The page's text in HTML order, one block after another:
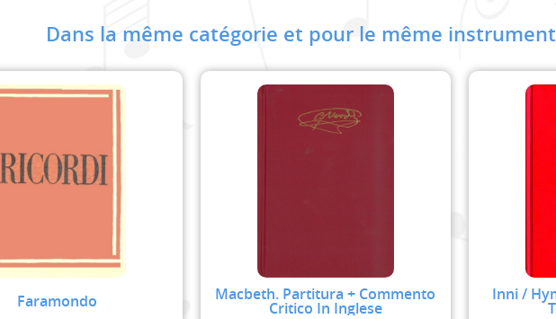
Dans la même catégorie et pour le même
Faramondo
Macbeth. Partitura + Commento
Critico In Inglese
Inni /